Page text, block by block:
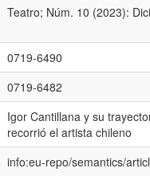
Teatro; Núm. 10 (2023):
0719-6490
0719-6482
Igor Cantillana y su
recorrió el artista chileno
info:eu-repo/semantics/